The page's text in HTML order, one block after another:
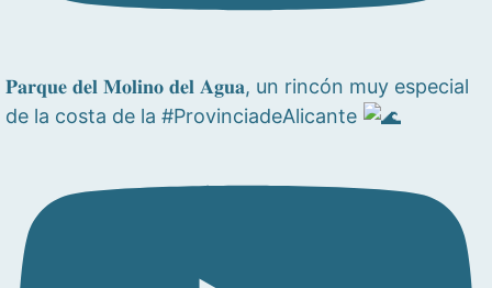
𝐏𝐚𝐫𝐪𝐮𝐞 𝐝𝐞𝐥 𝐌𝐨𝐥𝐢𝐧𝐨 𝐝𝐞𝐥 𝐀𝐠𝐮𝐚, un rincón muy especial
de la costa de la #ProvinciadeAlicante